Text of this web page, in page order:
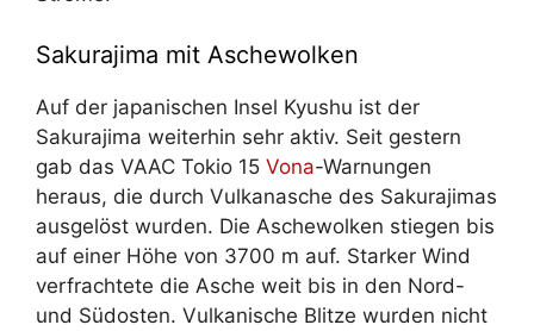
Sakurajima mit Aschewolken
Auf der japanischen Insel Kyushu ist der
Sakurajima weiterhin sehr aktiv. Seit gestern
gab das VAAC Tokio 15 Vona-Warnungen
heraus, die durch Vulkanasche des Sakurajimas
ausgelöst wurden. Die Aschewolken stiegen bis
auf einer Höhe von 3700 m auf. Starker Wind
verfrachtete die Asche weit bis in den Nord-
und Südosten. Vulkanische Blitze wurden nicht